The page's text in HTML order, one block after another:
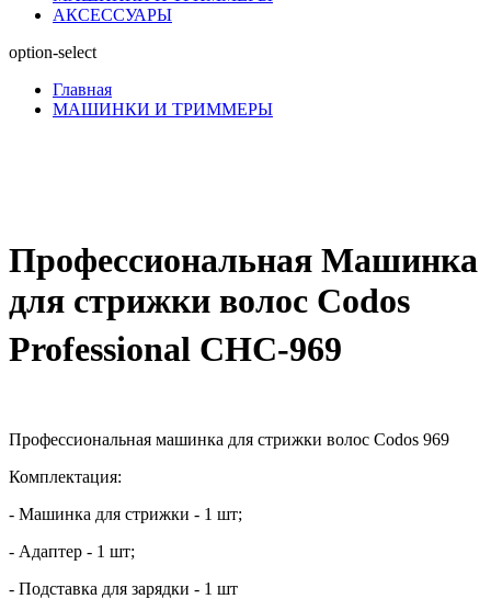
АКСЕССУАРЫ
option-select
Главная
МАШИНКИ И ТРИММЕРЫ
Профессиональная Машинка
для стрижки волос Codos
Professional СНС-969
Профессиональная машинка для стрижки волос Codos 969
Комплектация:
- Машинка для стрижки - 1 шт;
- Адаптер - 1 шт;
- Подставка для зарядки - 1 шт